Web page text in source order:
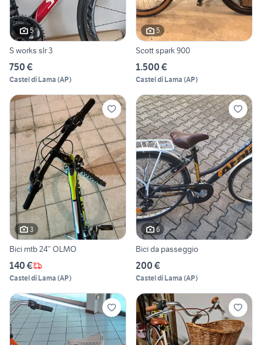
5
S works slr 3
750 €
Castel di Lama (AP)
5
Scott spark 900
1.500 €
Castel di Lama (AP)
3
Bici mtb 24’’ OLMO
140 €
Castel di Lama (AP)
6
Bici da passeggio
200 €
Castel di Lama (AP)